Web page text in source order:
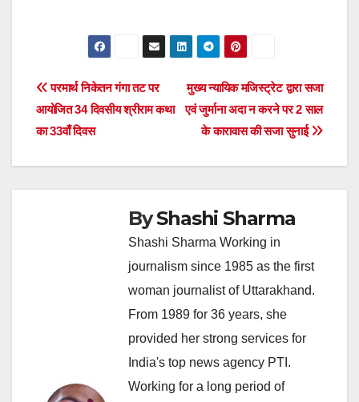
Post
navigation
मुख्य न्यायिक मजिस्ट्रेट द्वारा सजा
एवं जुर्माना अदा न करने पर 2 साल
के कारावास की सजा सुनाई
परमार्थ निकेतन गंगा तट पर
आयोजित 34 दिवसीय श्रीराम कथा
का 33वाँ दिवस
ByShashi Sharma
Shashi Sharma Working in
journalism since 1985 as the first
woman journalist of Uttarakhand.
From 1989 for 36 years, she
provided her strong services for
India's top news agency PTI.
Working for a long period of